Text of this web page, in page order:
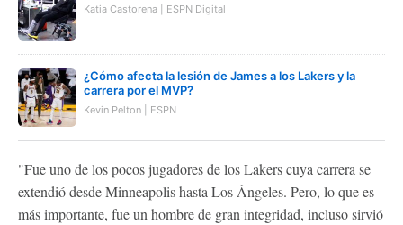
Katia Castorena | ESPN Digital
¿Cómo afecta la lesión de James a los Lakers y la
carrera por el MVP?
Kevin Pelton | ESPN
"Fue uno de los pocos jugadores de los Lakers cuya carrera se
extendió desde Minneapolis hasta Los Ángeles. Pero, lo que es
más importante, fue un hombre de gran integridad, incluso sirvió